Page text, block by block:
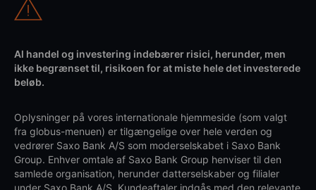
Al handel og investering indebærer risici, herunder, men
ikke begrænset til, risikoen for at miste hele det investerede
beløb.
Oplysninger på vores internationale hjemmeside (som valgt
fra globus-menuen) er tilgængelige over hele verden og
vedrører Saxo Bank A/S som moderselskabet i Saxo Bank
Group. Enhver omtale af Saxo Bank Group henviser til den
samlede organisation, herunder datterselskaber og filialer